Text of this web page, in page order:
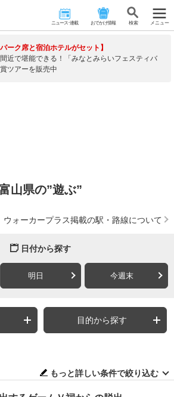
ニュース･連載 おでかけ情報 検 索 メニュー
パーク席と宿泊ホテルがセット】
近で堪能できる！「みなとみらいフェスティバ
ツアーを販売中
山県の”遊ぶ”
ウォーカープラス掲載の駅・路線について
日付から探す
明日 今週末
目的から探す
もっと詳しい条件で絞り込む